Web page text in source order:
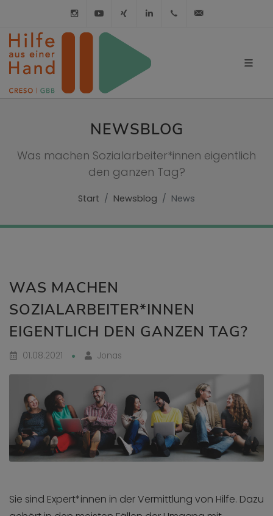
InstagramYoutube
XING LinkedIn030 / 21 01 98 98
NEWSBLOG
Was machen Sozialarbeiter*innen eigentlich
den ganzen Tag?
Start Newsblog News
WAS MACHEN
SOZIALARBEITER*INNEN
EIGENTLICH DEN GANZEN TAG?
01.08.2021 Jonas
Sie sind Expert*innen in der Vermittlung von Hilfe. Dazu